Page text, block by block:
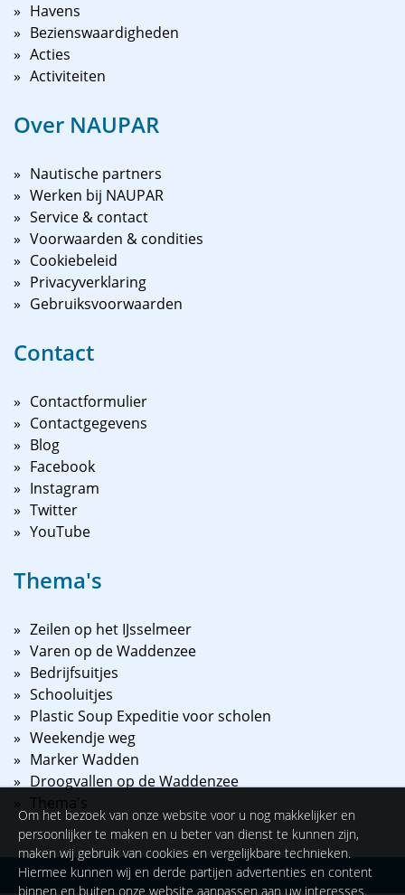
Havens
Bezienswaardigheden
Acties
Activiteiten
Over NAUPAR
Nautische partners
Werken bij NAUPAR
Service & contact
Voorwaarden & condities
Cookiebeleid
Privacyverklaring
Gebruiksvoorwaarden
Contact
Contactformulier
Contactgegevens
Blog
Facebook
Instagram
Twitter
YouTube
Thema's
Zeilen op het IJsselmeer
Varen op de Waddenzee
Bedrijfsuitjes
Schooluitjes
Plastic Soup Expeditie voor scholen
Weekendje weg
Marker Wadden
Droogvallen op de Waddenzee
Thema's
©2026NAUPAR
Om het bezoek van onze website voor u nog makkelijker en
persoonlijker te maken en u beter van dienst te kunnen zijn,
maken wij gebruik van cookies en vergelijkbare technieken.
Hiermee kunnen wij en derde partijen advertenties en content
binnen en buiten onze website aanpassen aan uw interesses.